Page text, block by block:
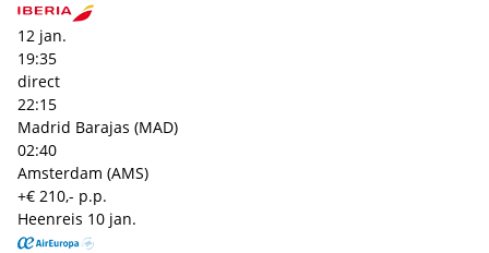
12 jan.
19:35
direct
22:15
Madrid Barajas (MAD)
02:40
Amsterdam (AMS)
+€ 210,- p.p.
Heenreis 10 jan.